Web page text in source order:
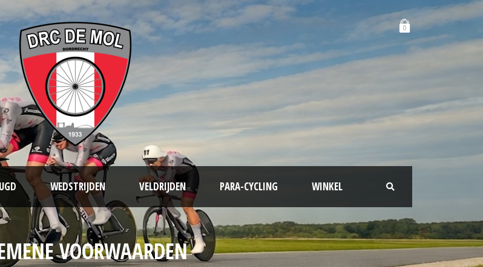
0
WEDSTRIJDEN VELDRIJDEN PARA-CYCLING WINKEL
VOORWAARDEN